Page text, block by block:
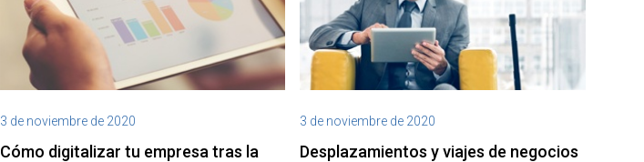
3 de noviembre de 2020
Cómo digitalizar tu empresa tras la
3 de noviembre de 2020
Desplazamientos y viajes de negocios